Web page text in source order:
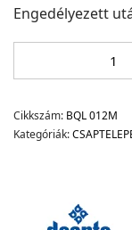
Engedélyezett
Cikkszám: BQL 012M
Kategóriák: